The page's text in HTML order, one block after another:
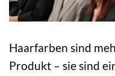
Haarfarben sind
Produkt – sie sind